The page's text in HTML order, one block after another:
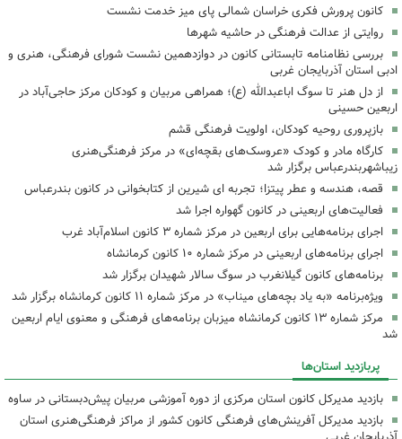
کانون پرورش فکری خراسان شمالی پای میز خدمت نشست
روایتی از عدالت فرهنگی در حاشیه شهرها
بررسی نظامنامه تابستانی کانون در دوازدهمین نشست شورای فرهنگی، هنری و
ادبی استان آذربایجان غربی
از دل هنر تا سوگ اباعبدالله (ع)؛ همراهی مربیان و کودکان مرکز حاجی‌آباد در
اربعین حسینی
بازپروری روحیه کودکان، اولویت فرهنگی قشم
کارگاه مادر و کودک «عروسک‌های بقچه‌ای» در مرکز فرهنگی‌هنری
زیباشهربندرعباس برگزار شد
قصه، هندسه و عطر پیتزا؛ تجربه ای شیرین از کتابخوانی در کانون بندرعباس
فعالیت‌های اربعینی در کانون گهواره اجرا شد
اجرای برنامه‌هایی برای اربعین در مرکز شماره ۳ کانون اسلام‌آباد غرب
اجرای برنامه‌های اربعینی در مرکز شماره ۱۰ کانون کرمانشاه
برنامه‌های کانون گیلانغرب در سوگ سالار شهیدان برگزار شد
ویژه‌برنامه «به یاد بچه‌های میناب» در مرکز شماره ۱۱ کانون کرمانشاه برگزار شد
مرکز شماره ۱۳ کانون کرمانشاه میزبان برنامه‌های فرهنگی و معنوی ایام اربعین
شد
پربازدید استان‌ها
بازدید مدیرکل کانون استان مرکزی از دوره آموزشی مربیان پیش‌دبستانی در ساوه
بازدید مدیرکل آفرینش‌های فرهنگی کانون کشور از مراکز فرهنگی‌هنری استان